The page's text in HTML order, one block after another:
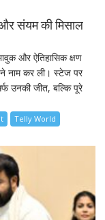
और संयम की मिसाल
और ऐतिहासिक क्षण
नाम कर ली। स्टेज पर
उनकी जीत, बल्कि पूरे
Telly World